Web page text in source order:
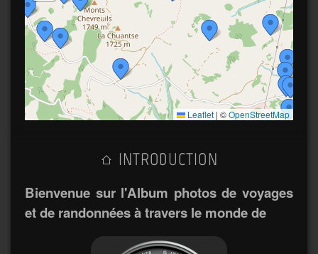
Leaflet | ©OpenStreetMap
INTRODUCTION
Bienvenue sur l'Album photos de voyages
et de randonnées à travers le monde de